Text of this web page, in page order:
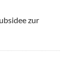
zur